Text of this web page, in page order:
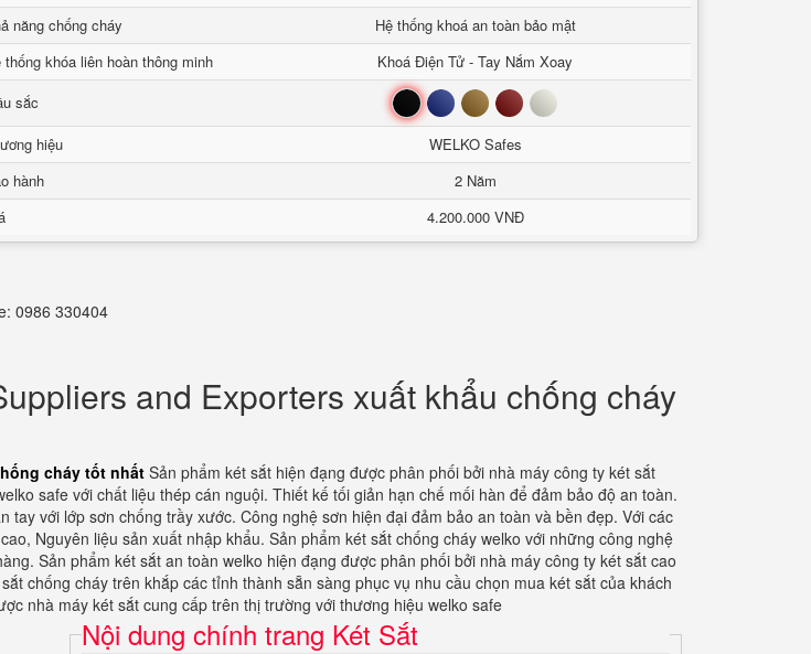
năng chống cháy
Hệ thống khoá an toàn bảo mật
thống khóa liên hoàn thông minh
Khoá Điện Tử - Tay Nắm Xoay
sắc
Đen Xanh Nâu Đỏ Trắng
hiệu
WELKO Safes
hành
2 Năm
4.200.000 VNĐ
0986 330404
and Exporters xuất khẩu chống cháy
cháy tốt nhất Sản phẩm két sắt hiện đạng được phân phối bởi nhà máy công ty két sắt
safe với chất liệu thép cán nguội. Thiết kế tối giản hạn chế mối hàn để đảm bảo độ an toàn.
với lớp sơn chống trầy xước. Công nghệ sơn hiện đại đảm bảo an toàn và bền đẹp. Với các
Nguyên liệu sản xuất nhập khẩu. Sản phẩm két sắt chống cháy welko với những công nghệ
Sản phẩm két sắt an toàn welko hiện đạng được phân phối bởi nhà máy công ty két sắt cao
chống cháy trên khắp các tỉnh thành sẵn sàng phục vụ nhu cầu chọn mua két sắt của khách
nhà máy két sắt cung cấp trên thị trường với thương hiệu welko safe
Nội dung chính trang Két Sắt